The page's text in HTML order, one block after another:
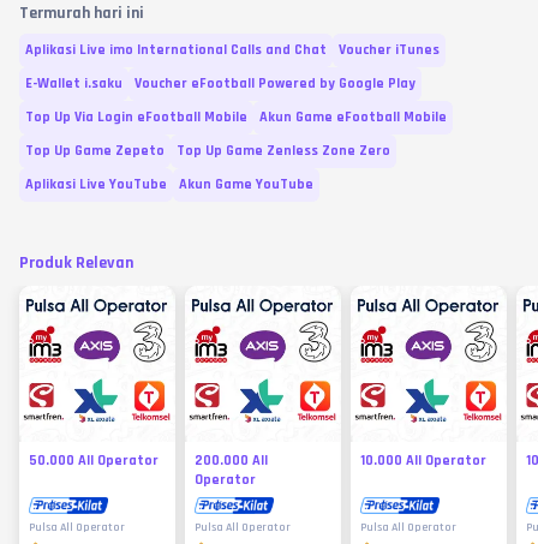
Termurah hari ini
Aplikasi Live imo International Calls and Chat
Voucher iTunes
E-Wallet i.saku
Voucher eFootball Powered by Google Play
Top Up Via Login eFootball Mobile
Akun Game eFootball Mobile
Top Up Game Zepeto
Top Up Game Zenless Zone Zero
Aplikasi Live YouTube
Akun Game YouTube
Produk Relevan
50.000 All Operator
Pulsa All Operator
200.000 All
Operator
Pulsa All Operator
10.000 All Operator
Pulsa All Operator